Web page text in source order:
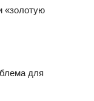
«золотую
для